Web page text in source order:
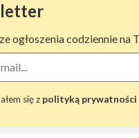
ogłoszenia codziennie na
się z polityką prywatności